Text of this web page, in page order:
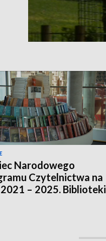
Narodowego
Czytelnictwa na
– 2025. Biblioteki